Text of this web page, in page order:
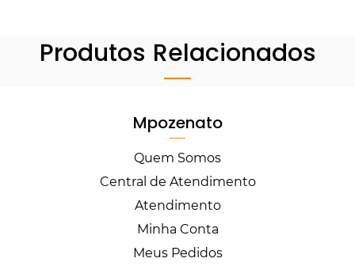
Produtos Relacionados
Mpozenato
Quem Somos
Central de Atendimento
Atendimento
Minha Conta
Meus Pedidos